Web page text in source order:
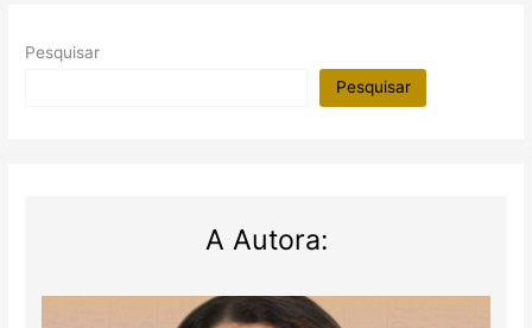
Pesquisar
Pesquisar
A Autora: